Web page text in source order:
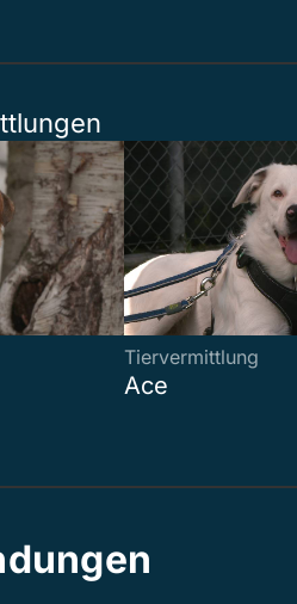
Tiervermittlung
Ace